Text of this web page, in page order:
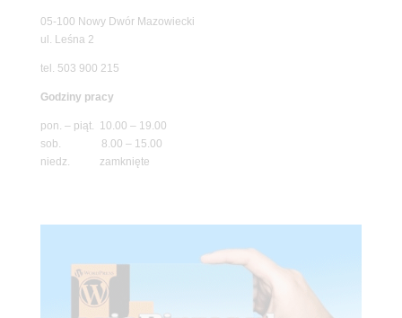
05-100 Nowy Dwór Mazowiecki
ul. Leśna 2
tel. 503 900 215
Godziny pracy
pon. – piąt. 10.00 – 19.00
sob. 8.00 – 15.00
niedz. zamknięte